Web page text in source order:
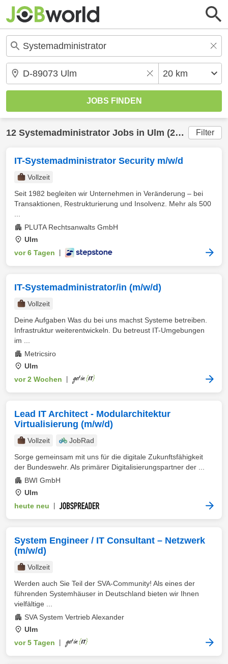
12 Systemadministrator Jobs in Ulm (20 km) gefunden Filter
IT-Systemadministrator Security m/w/d
Vollzeit
Seit 1982 begleiten wir Unternehmen in Veränderung – bei
Transaktionen, Restrukturierung und Insolvenz. Mehr als 500
PLUTA Rechtsanwalts GmbH
Ulm
vor 6 Tagen
IT-Systemadministrator/in (m/w/d)
Vollzeit
Deine Aufgaben Was du bei uns machst Systeme betreiben.
Infrastruktur weiterentwickeln. Du betreust IT-Umgebungen
im ...
Metricsiro
Ulm
vor 2 Wochen
Lead IT Architect - Modularchitektur
Virtualisierung (m/w/d)
Vollzeit
JobRad
Sorge gemeinsam mit uns für die digitale Zukunftsfähigkeit
der Bundeswehr. Als primärer Digitalisierungspartner der ...
BWI GmbH
Ulm
heute neu
System Engineer / IT Consultant – Netzwerk
(m/w/d)
Vollzeit
Werden auch Sie Teil der SVA-Community! Als eines der
führenden Systemhäuser in Deutschland bieten wir Ihnen
vielfältige ...
SVA System Vertrieb Alexander
Ulm
vor 5 Tagen